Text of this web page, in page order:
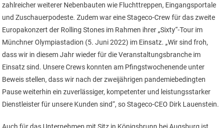
zahlreicher weiterer Nebenbauten wie Fluchttreppen, Eingangsportale
und Zuschauerpodeste. Zudem war eine Stageco-Crew für das zweite
Europakonzert der Rolling Stones im Rahmen ihrer „Sixty“-Tour im
Münchner Olympiastadion (5. Juni 2022) im Einsatz. „Wir sind froh,
dass wir in diesem Jahr wieder für die Veranstaltungsbranche im
Einsatz sind. Unsere Crews konnten am Pfingstwochenende unter
Beweis stellen, dass wir nach der zweijährigen pandemiebedingten
Pause weiterhin ein zuverlässiger, kompetenter und leistungsstarker
Dienstleister für unsere Kunden sind“, so Stageco-CEO Dirk Lauenstein.